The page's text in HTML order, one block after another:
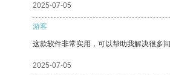
2025-07-05
游客
这款软件非常实用，可以帮助我解决很多问
2025-07-05